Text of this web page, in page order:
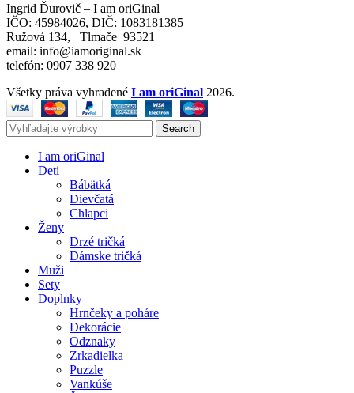
Ingrid Ďurovič – I am oriGinal
IČO: 45984026, DIČ: 1083181385
Ružová 134, Tlmače 93521
email: info@iamoriginal.sk
telefón: 0907 338 920
Všetky práva vyhradené I am oriGinal 2026.
Search
I am oriGinal
Deti
Bábätká
Dievčatá
Chlapci
Ženy
Drzé tričká
Dámske tričká
Muži
Sety
Doplnky
Hrnčeky a poháre
Dekorácie
Odznaky
Zrkadielka
Puzzle
Vankúše